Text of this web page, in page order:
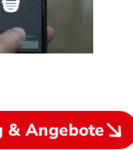
& Angebote